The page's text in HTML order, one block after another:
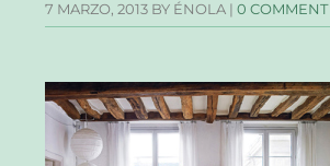
7 MARZO, 2013 BY ÉNOLA |0 COMMENT